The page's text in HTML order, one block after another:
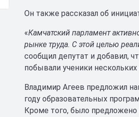
Он также рассказал об
«Камчатский парламент
рынке труда. С этой целью
сообщил депутат и добавил,
побывали ученики
Владимир Агеев предложил
году образовательных
Кроме того, было